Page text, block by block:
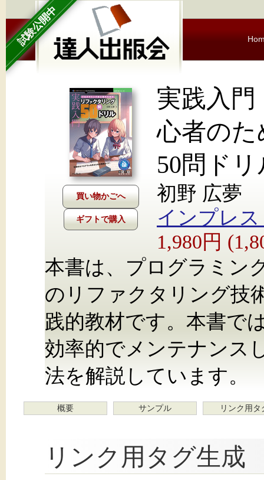
試験公開中
ギフトで購入
実践入
心者の
50問ドリ
初野 広夢
インプレス
1,980円
本書は、プログラミン
のリファクタリング技
践的教材です。本書で
効率的でメンテナンス
法を解説しています。
概要 サンプル リンク用タ
リンク用タグ生成